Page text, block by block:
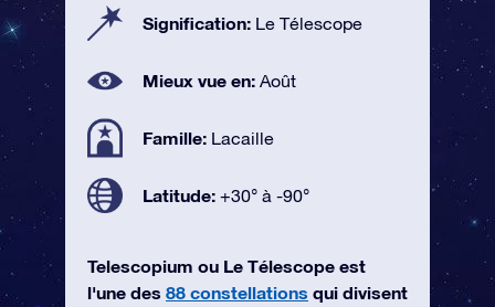
Signification: Le Télescope
Mieux vue en: Août
Famille: Lacaille
Latitude: +30° à -90°
Telescopium ou Le Télescope est
l'une des 88 constellations qui divisent